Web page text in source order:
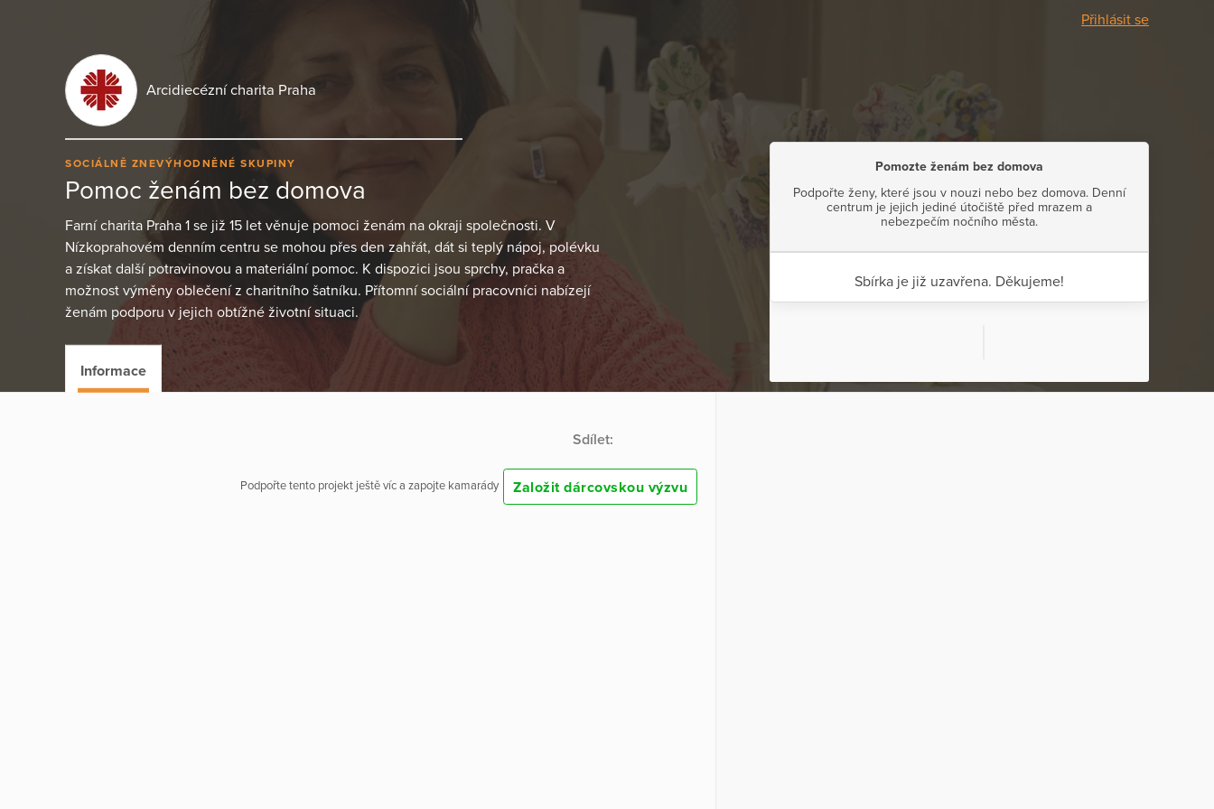
Přihlásit se
Arcidiecézní charita Praha
SOCIÁLNĚ ZNEVÝHODNĚNÉ SKUPINY
Pomoc ženám bez domova
Farní charita Praha 1 se již 15 let věnuje pomoci ženám na okraji společnosti. V
Nízkoprahovém denním centru se mohou přes den zahřát, dát si teplý nápoj, polévku
a získat další potravinovou a materiální pomoc. K dispozici jsou sprchy, pračka a
možnost výměny oblečení z charitního šatníku. Přítomní sociální pracovníci nabízejí
ženám podporu v jejich obtížné životní situaci.
Pomozte ženám bez domova
Podpořte ženy, které jsou v nouzi nebo bez domova. Denní
centrum je jejich jediné útočiště před mrazem a
nebezpečím nočního města.
Sbírka je již uzavřena. Děkujeme!
Informace
Sdílet:
Podpořte tento projekt ještě víc a zapojte kamarády Založit dárcovskou výzvu